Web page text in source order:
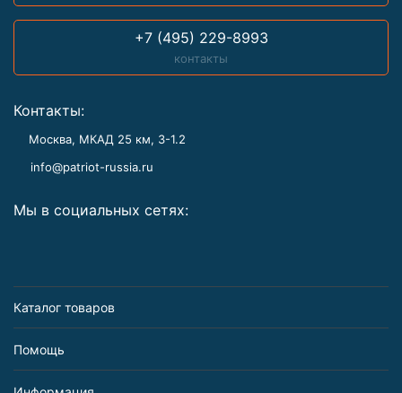
+7 (495) 229-8993
контакты
Контакты:
Москва, МКАД 25 км, З-1.2
info@patriot-russia.ru
Мы в социальных сетях:
Каталог товаров
Помощь